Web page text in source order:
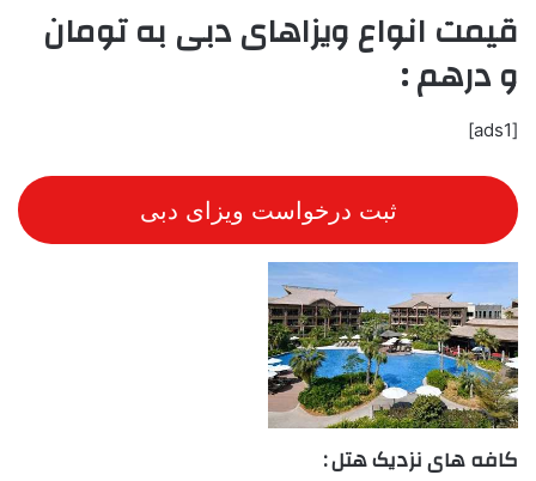
قیمت انواع ویزاهای دبی به تومان
و درهم :
[ads1]
ثبت درخواست ویزای دبی
کافه های نزدیک هتل :